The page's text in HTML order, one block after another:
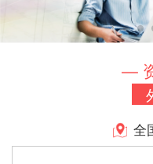
—
全